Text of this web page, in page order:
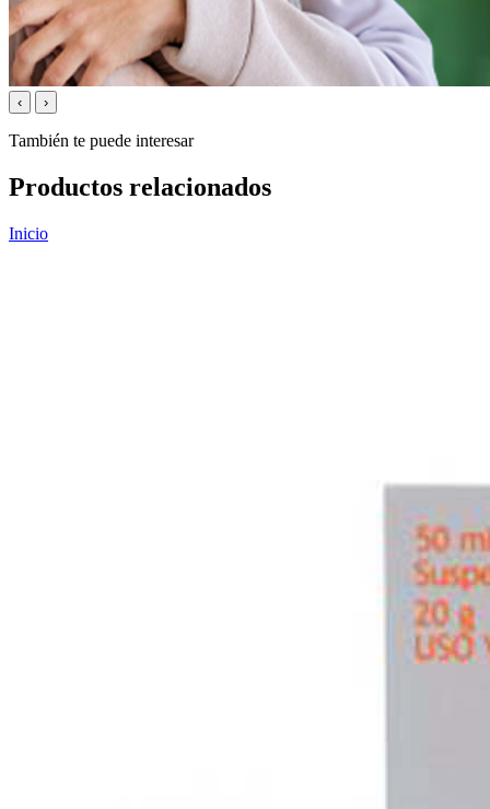
‹ ›
También te puede interesar
Productos relacionados
Inicio